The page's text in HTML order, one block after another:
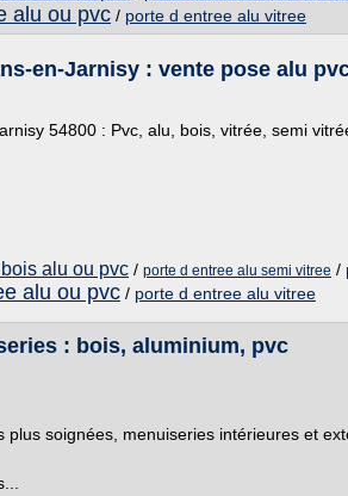
alu ou pvc / porte d entree alu vitree
en-Jarnisy : vente pose alu
54800 : Pvc, alu, bois, vitrée, semi
alu ou pvc / porte d entree alu semi vitree /
alu ou pvc / porte d entree alu vitree
: bois, aluminium, pvc
plus soignées, menuiseries intérieures et